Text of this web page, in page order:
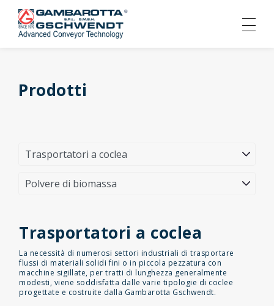
Prodotti
Trasportatori a coclea
La necessità di numerosi settori industriali di trasportare
flussi di materiali solidi fini o in piccola pezzatura con
macchine sigillate, per tratti di lunghezza generalmente
modesti, viene soddisfatta dalle varie tipologie di coclee
progettate e costruite dalla Gambarotta Gschwendt.